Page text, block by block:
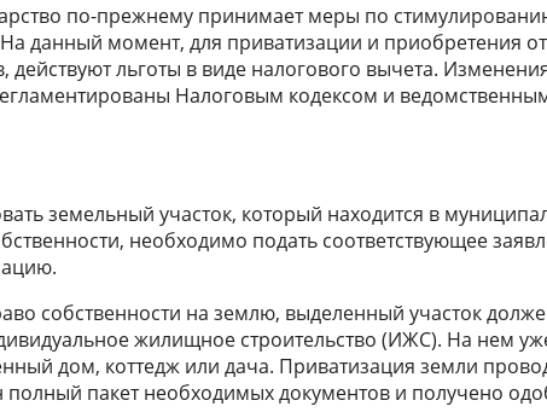
по-прежнему принимает меры по
На данный момент, для приватизации и приобретения
действуют льготы в виде налогового вычета.
Налоговым кодексом и
земельный участок, который находится в
необходимо подать соответствующее
собственности на землю, выделенный участок
жилищное строительство (ИЖС). На нем
дом, коттедж или дача. Приватизация земли
полный пакет необходимых документов и получено